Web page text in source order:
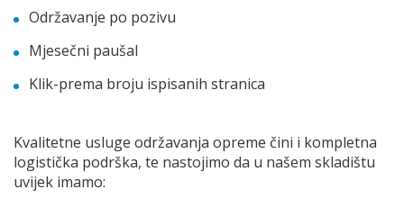
Održavanje po pozivu
Mjesečni paušal
Klik-prema broju ispisanih stranica
Kvalitetne usluge održavanja opreme čini i kompletna
logistička podrška, te nastojimo da u našem skladištu
uvijek imamo: